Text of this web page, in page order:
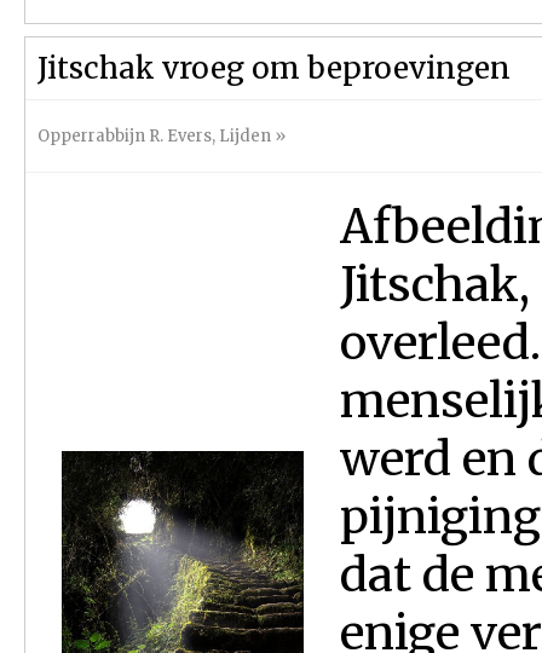
Jitschak vroeg om beproevingen
Opperrabbijn R. Evers, Lijden »
werd en
dat de
enige